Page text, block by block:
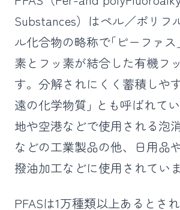
Substances）はペル／ポリフ
ル化合物の略称で｢ピーファ
素とフッ素が結合した有機フ
す。分解されにくく蓄積しや
遠の化学物質｣ とも呼ばれて
地や空港などで使用される泡
などの工業製品の他、日用品
撥油加工などに使用されていま
PFASは1万種類以上あるとさ